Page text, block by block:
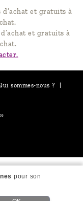
et gratuits à
et gratuits à
sommes-nous ?
pour son